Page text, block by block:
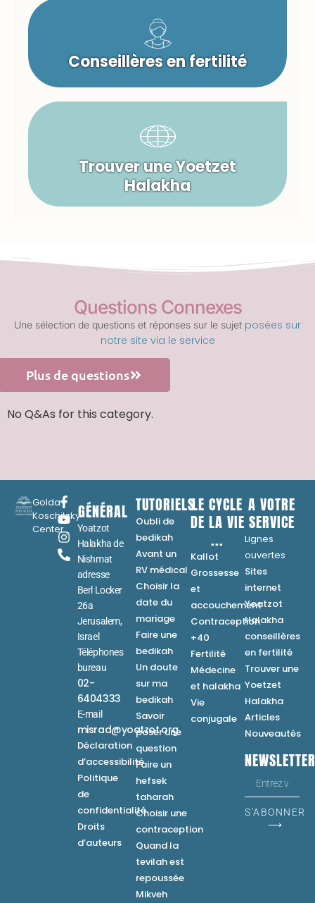
Conseillères en fertilité
Trouver une Yoetzet
Halakha
Questions Connexes
Une sélection de questions et réponses sur le sujet posées sur
notre site via le service
Plus de questions
No Q&As for this category.
Golda
Koschitzky
Center
GÉNÉRAL
Yoatzot
Halakha de
Nishmat
adresse
Berl Locker
26a
Jerusalem,
Israel
Téléphones
bureau
02-
6404333
E-mail
misrad@yoatzot.org
Déclaration
d’accessibilité
Politique
de
confidentialité
Droits
d’auteurs
TUTORIELS
Oubli de
bedikah
Avant un
RV médical
Choisir la
date du
mariage
Faire une
bedikah
Un doute
sur ma
bedikah
Savoir
poser une
question
Faire un
hefsek
taharah
Choisir une
contraception
Quand la
tevilah est
repoussée
Mikveh
LE CYCLE
DE LA VIE
...
Kallot
Grossesse
et
accouchement
Contraception
+40
Fertilité
Médecine
et halakha
Vie
conjugale
A VOTRE
SERVICE
Lignes
ouvertes
Sites
internet
Yoatzot
Halakha
conseillères
en fertilité
Trouver une
Yoetzet
Halakha
Articles
Nouveautés
S'ABONNER
⟶